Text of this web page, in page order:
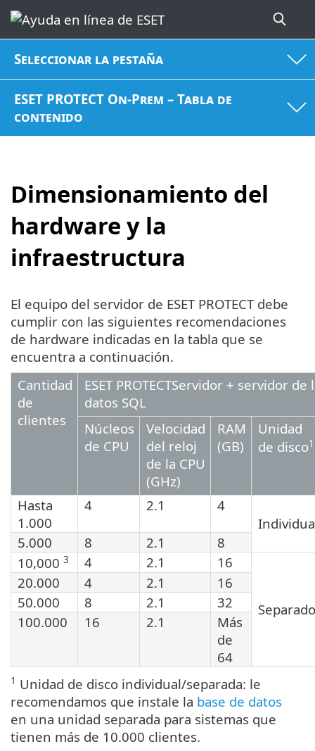
Seleccionar la pestaña
ESET PROTECT On-Prem – Tabla de
contenido
Dimensionamiento del
hardware y la
infraestructura
El equipo del servidor de ESET PROTECT debe
cumplir con las siguientes recomendaciones
de hardware indicadas en la tabla que se
encuentra a continuación.
Cantidad
de
clientes
ESET PROTECTServidor + servidor de
datos SQL
Núcleos
de CPU
Velocidad
del reloj
de la CPU
(GHz)
RAM
(GB)
Unidad
de disco1
Hasta
1.000
4 2.1
4
5.000
8 2.1
8
10,000 3 4 2.1 16
Separado
20.000 4 2.1
16
50.000
8 2.1
32
100.000
16 2.1
Más
de
64
1 Unidad de disco individual/separada: le
recomendamos que instale la base de datos
en una unidad separada para sistemas que
tienen más de 10.000 clientes.